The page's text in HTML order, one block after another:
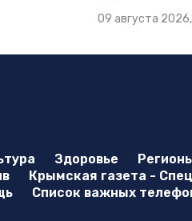
09 августа
Здоровье
Крымская газета -
Список важных